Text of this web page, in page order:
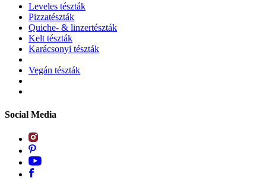
Leveles tészták
Pizzatészták
Quiche- & linzertészták
Kelt tészták
Karácsonyi tészták
Vegán tészták
Social Media